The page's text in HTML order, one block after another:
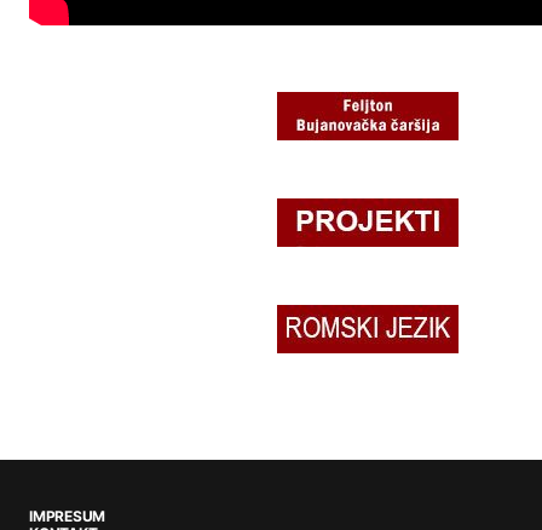
IMPRESUM